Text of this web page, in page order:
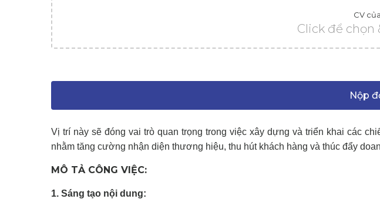
CV
Click để chọn
Nộp
Vị trí này sẽ đóng vai trò quan trọng trong việc xây dựng và triển khai các
nhằm tăng cường nhận diện thương hiệu, thu hút khách hàng và thúc đẩy
MÔ TẢ CÔNG VIỆC:
1. Sáng tạo nội dung: